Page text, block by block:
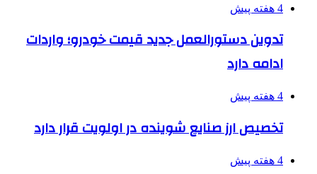
4 هفته پیش
تدوین دستورالعمل جدید قیمت خودرو؛ واردات
ادامه دارد
4 هفته پیش
تخصیص ارز صنایع شوینده در اولویت قرار دارد
4 هفته پیش